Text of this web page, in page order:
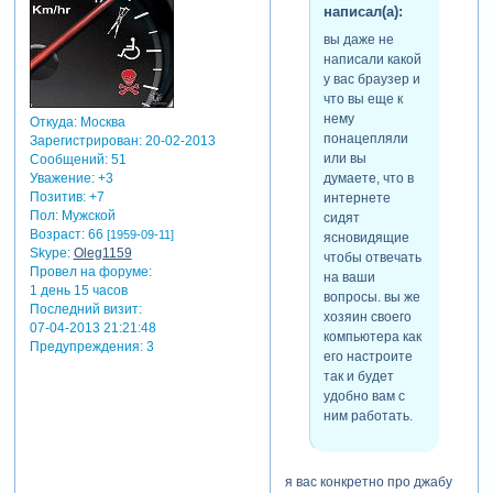
Откуда:Москва
Зарегистрирован: 20-02-2013
Сообщений:51
Уважение: +3
Позитив: +7
Пол:Мужской
Возраст:66 [1959-09-11]
Skype: Oleg1159
Провел на форуме:
1 день 15 часов
Последний визит:
07-04-2013 21:21:48
Предупреждения:3
написал(а):
вы даже не
написали какой
у вас браузер и
что вы еще к
нему
понацепляли
или вы
думаете, что в
интернете
сидят
ясновидящие
чтобы отвечать
на ваши
вопросы. вы же
хозяин своего
компьютера как
его настроите
так и будет
удобно вам с
ним работать.
я вас конкретно про джабу